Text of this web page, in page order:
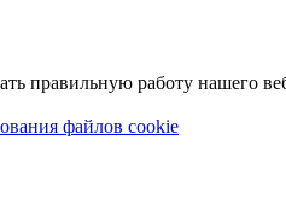
правильную работу нашего
файлов cookie